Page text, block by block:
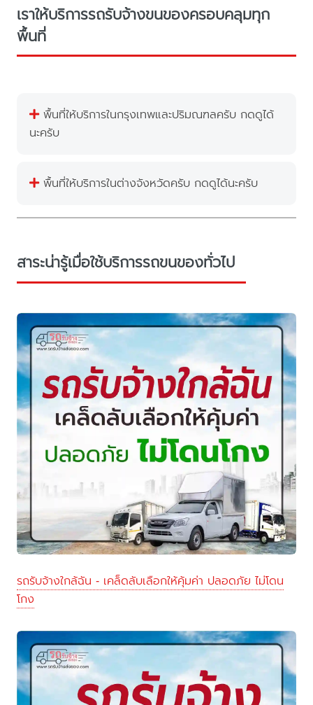
เราให้บริการรถรับจ้างขนของครอบคลุมทุก
พื้นที่
พื้นที่ให้บริการในกรุงเทพและปริมณฑลครับ กดดูได้
นะครับ
พื้นที่ให้บริการในต่างจังหวัดครับ กดดูได้นะครับ
สาระน่ารู้เมื่อใช้บริการรถขนของทั่วไป
รถรับจ้างใกล้ฉัน - เคล็ดลับเลือกให้คุ้มค่า ปลอดภัย ไม่โดน
โกง